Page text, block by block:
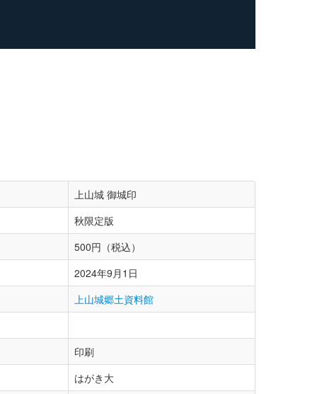
上山城 御城印
秋限定版
500円（税込）
2024年9月1日
上山城郷土資料館
印刷
はがき大